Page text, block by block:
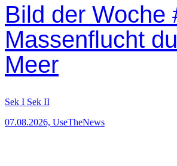
Bild der Woche
Massenflucht
Meer
Sek I Sek II
07.08.2026, UseTheNews